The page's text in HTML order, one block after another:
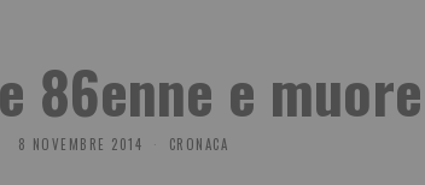
86enne e
8 NOVEMBRE 2014 CRONACA